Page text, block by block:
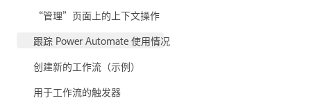
“管理”页面上的上下文操作
跟踪 Power Automate 使用情况
创建新的工作流（示例）
用于工作流的触发器